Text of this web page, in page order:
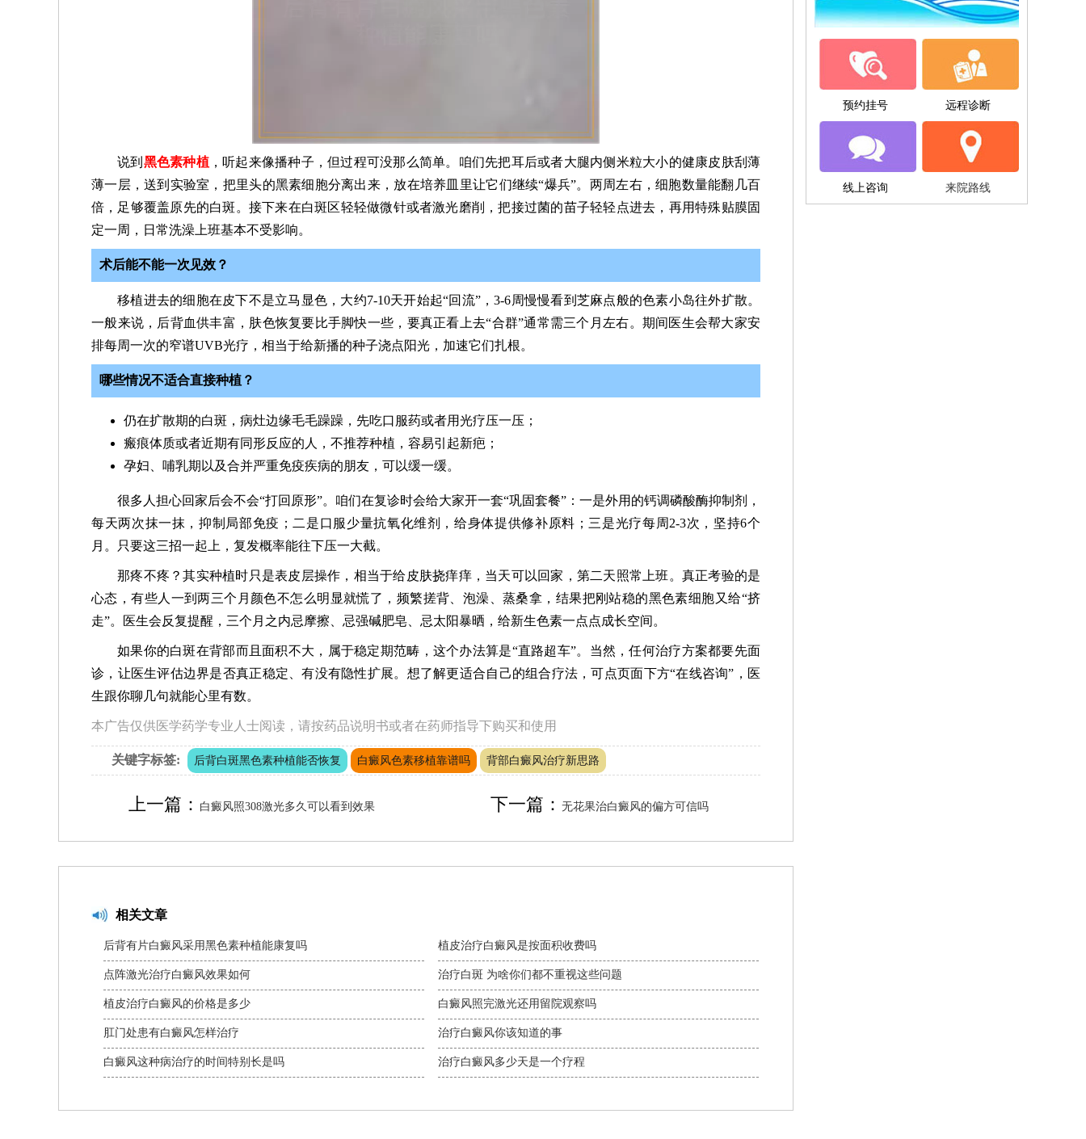
说到 黑色素种植，听起来像播种子，但过程可没那么简单。咱们先把耳后或者大腿内侧米粒大小的健康皮肤刮薄
薄一层，送到实验室，把里头的黑素细胞分离出来，放在培养皿里让它们继续“爆兵”。两周左右，细胞数量能翻几百
倍，足够覆盖原先的白斑。接下来在白斑区轻轻做微针或者激光磨削，把接过菌的苗子轻轻点进去，再用特殊贴膜固
定一周，日常洗澡上班基本不受影响。
术后能不能一次见效？
移植进去的细胞在皮下不是立马显色，大约7-10天开始起“回流”，3-6周慢慢看到芝麻点般的色素小岛往外扩散。
一般来说，后背血供丰富，肤色恢复要比手脚快一些，要真正看上去“合群”通常需三个月左右。期间医生会帮大家安
排每周一次的窄谱UVB光疗，相当于给新播的种子浇点阳光，加速它们扎根。
哪些情况不适合直接种植？
仍在扩散期的白斑，病灶边缘毛毛躁躁，先吃口服药或者用光疗压一压；
瘢痕体质或者近期有同形反应的人，不推荐种植，容易引起新疤；
孕妇、哺乳期以及合并严重免疫疾病的朋友，可以缓一缓。
很多人担心回家后会不会“打回原形”。咱们在复诊时会给大家开一套“巩固套餐”：一是外用的钙调磷酸酶抑制剂，
每天两次抹一抹，抑制局部免疫；二是口服少量抗氧化维剂，给身体提供修补原料；三是光疗每周2-3次，坚持6个
月。只要这三招一起上，复发概率能往下压一大截。
那疼不疼？其实种植时只是表皮层操作，相当于给皮肤挠痒痒，当天可以回家，第二天照常上班。真正考验的是
心态，有些人一到两三个月颜色不怎么明显就慌了，频繁搓背、泡澡、蒸桑拿，结果把刚站稳的黑色素细胞又给“挤
走”。医生会反复提醒，三个月之内忌摩擦、忌强碱肥皂、忌太阳暴晒，给新生色素一点点成长空间。
如果你的白斑在背部而且面积不大，属于稳定期范畴，这个办法算是“直路超车”。当然，任何治疗方案都要先面
诊，让医生评估边界是否真正稳定、有没有隐性扩展。想了解更适合自己的组合疗法，可点页面下方“在线咨询”，医
生跟你聊几句就能心里有数。
本广告仅供医学药学专业人士阅读，请按药品说明书或者在药师指导下购买和使用
关键字标签: 后背白斑黑色素种植能否恢复 白癜风色素移植靠谱吗 背部白癜风治疗新思路
上一篇： 白癜风照308激光多久可以看到效果 下一篇：无花果治白癜风的偏方可信吗
相关文章
后背有片白癜风采用黑色素种植能康复吗
点阵激光治疗白癜风效果如何
植皮治疗白癜风的价格是多少
肛门处患有白癜风怎样治疗
白癜风这种病治疗的时间特别长是吗
植皮治疗白癜风是按面积收费吗
治疗白斑 为啥你们都不重视这些问题
白癜风照完激光还用留院观察吗
治疗白癜风你该知道的事
治疗白癜风多少天是一个疗程
预约挂号 远程诊断
线上咨询 来院路线